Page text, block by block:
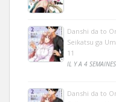
Danshi da to
Seikatsu ga
11
IL Y A 4
Danshi da to